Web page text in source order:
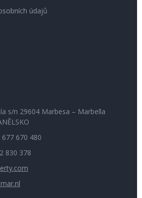
údajů
s/n 29604 Marbesa – Marbella
670 480
830 378